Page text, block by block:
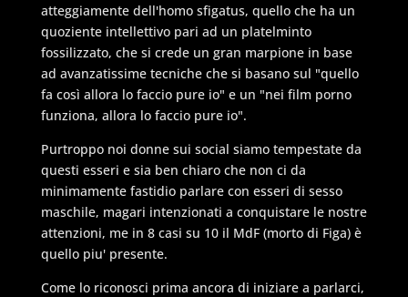
atteggiamente dell'homo sfigatus, quello che ha un
quoziente intellettivo pari ad un platelminto
fossilizzato, che si crede un gran marpione in base
ad avanzatissime tecniche che si basano sul "quello
fa così allora lo faccio pure io" e un "nei film porno
funziona, allora lo faccio pure io".
Purtroppo noi donne sui social siamo tempestate da
questi esseri e sia ben chiaro che non ci da
minimamente fastidio parlare con esseri di sesso
maschile, magari intenzionati a conquistare le nostre
attenzioni, me in 8 casi su 10 il MdF (morto di Figa) è
quello piu' presente.
Come lo riconosci prima ancora di iniziare a parlarci,